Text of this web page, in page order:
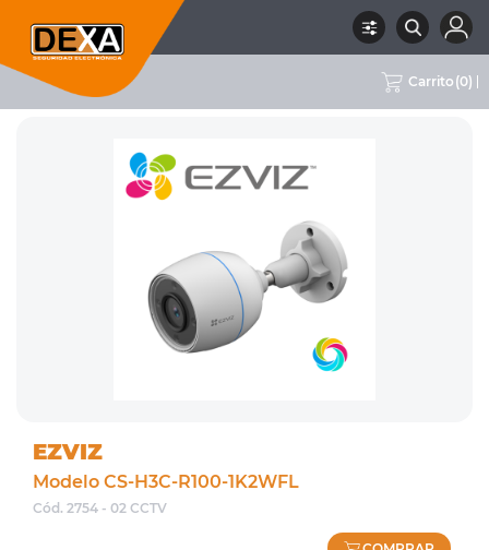
Carrito (0)
RUBRO SUBRUBRO
EZVIZ
Modelo CS-H3C-R100-1K2WFL
Cód. 2754 - 02 CCTV